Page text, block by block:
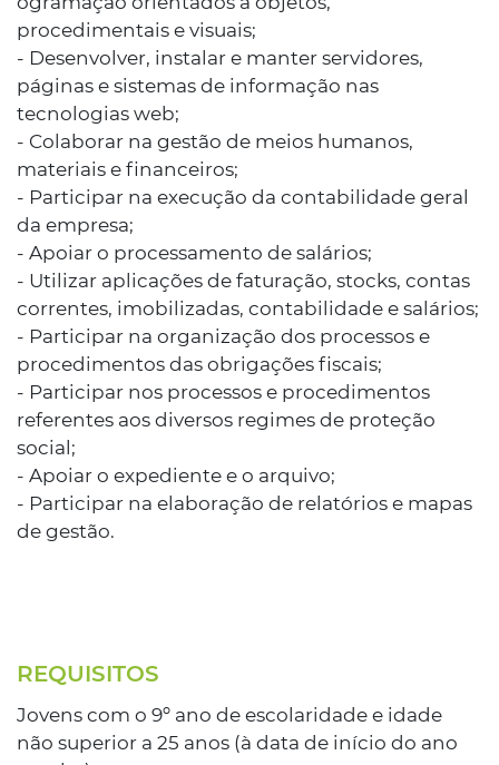
procedimentais e visuais;
- Desenvolver, instalar e manter servidores,
páginas e sistemas de informação nas
tecnologias web;
- Colaborar na gestão de meios humanos,
materiais e financeiros;
- Participar na execução da contabilidade geral
da empresa;
- Apoiar o processamento de salários;
- Utilizar aplicações de faturação, stocks, contas
correntes, imobilizadas, contabilidade e salários;
- Participar na organização dos processos e
procedimentos das obrigações fiscais;
- Participar nos processos e procedimentos
referentes aos diversos regimes de proteção
social;
- Apoiar o expediente e o arquivo;
- Participar na elaboração de relatórios e mapas
de gestão.
REQUISITOS
Jovens com o 9º ano de escolaridade e idade
não superior a 25 anos (à data de início do ano